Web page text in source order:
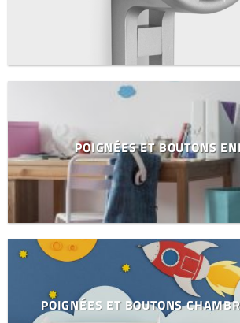
POIGNÉES ET BOUTONS
POIGNÉES ET BOUTONS